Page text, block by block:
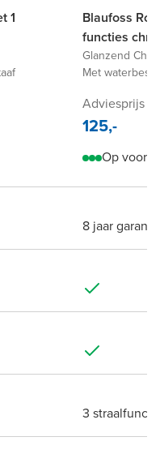
1
Blaufoss
functies
Glanzend
Met
Adviesprijs
125,-
Op
8 jaar
3